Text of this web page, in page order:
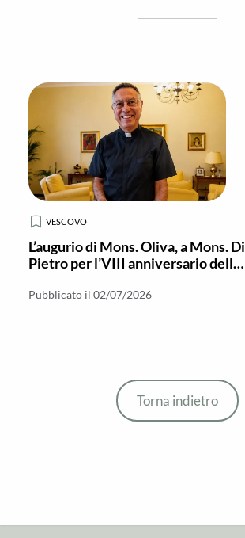
VESCOVO
L’augurio di Mons. Oliva, a Mons. Di
Pietro per l’VIII anniversario della
Pubblicato il 02/07/2026
Torna indietro